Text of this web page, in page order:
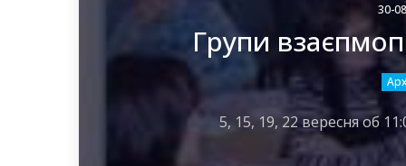
30-
Групи
5, 15, 19, 22 вересня об